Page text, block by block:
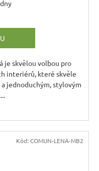
je skvělou volbou pro
interiérů, které skvěle
jednoduchým, stylovým
Kód: COMUN-LENA-MB2